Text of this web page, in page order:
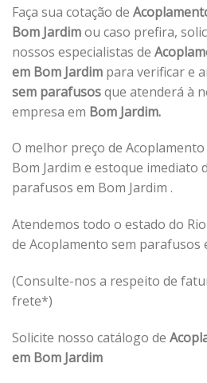
Faça sua cotação de
Bom Jardimou caso prefira,
nossos especialistas de
em Bom Jardim para verificar e
sem parafusosque atenderá à
empresa em Bom Jardim.
O melhor preço de
Bom Jardim e estoque imediato
parafusos em Bom Jardim .
Atendemos todo o estado do
de Acoplamento sem parafusos
(Consulte-nos a respeito de
frete*)
Solicite nosso catálogo de
em Bom Jardim